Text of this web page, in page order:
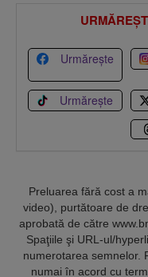
Urmărește
Urmărește
Preluarea fără cost a
video), purtătoare de
aprobată de către
Spaţiile şi URL-ul/
numerotarea semnelor.
numai în acord cu